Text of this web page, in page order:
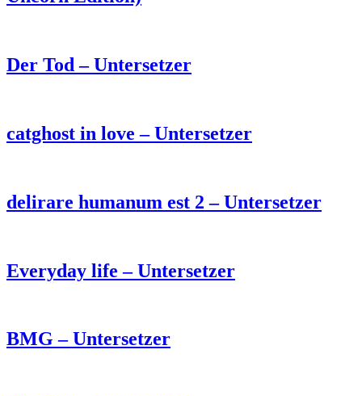
Der Tod – Untersetzer
catghost in love – Untersetzer
delirare humanum est 2 – Untersetzer
Everyday life – Untersetzer
BMG – Untersetzer